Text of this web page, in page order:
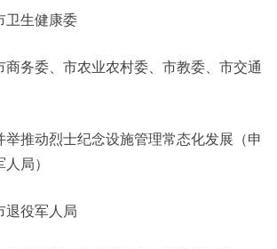
生健康委
务委、市农业农村委、市教委、市交通
推动烈士纪念设施管理常态化发展（申
局）
役军人局